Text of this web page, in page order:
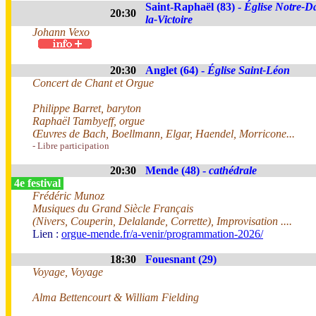
20:30
Saint-Raphaël (83) - Église Notre-
la-Victoire
Johann Vexo
20:30 Anglet (64) - Église Saint-Léon
Concert de Chant et Orgue
Philippe Barret, baryton
Raphaël Tambyeff, orgue
Œuvres de Bach, Boellmann, Elgar, Haendel, Morricone...
- Libre participation
20:30 Mende (48) - cathédrale
4e festival
Frédéric Munoz
Musiques du Grand Siècle Français
(Nivers, Couperin, Delalande, Corrette), Improvisation ....
Lien : orgue-mende.fr/a-venir/programmation-2026/
18:30
Fouesnant (29)
Voyage, Voyage
Alma Bettencourt & William Fielding